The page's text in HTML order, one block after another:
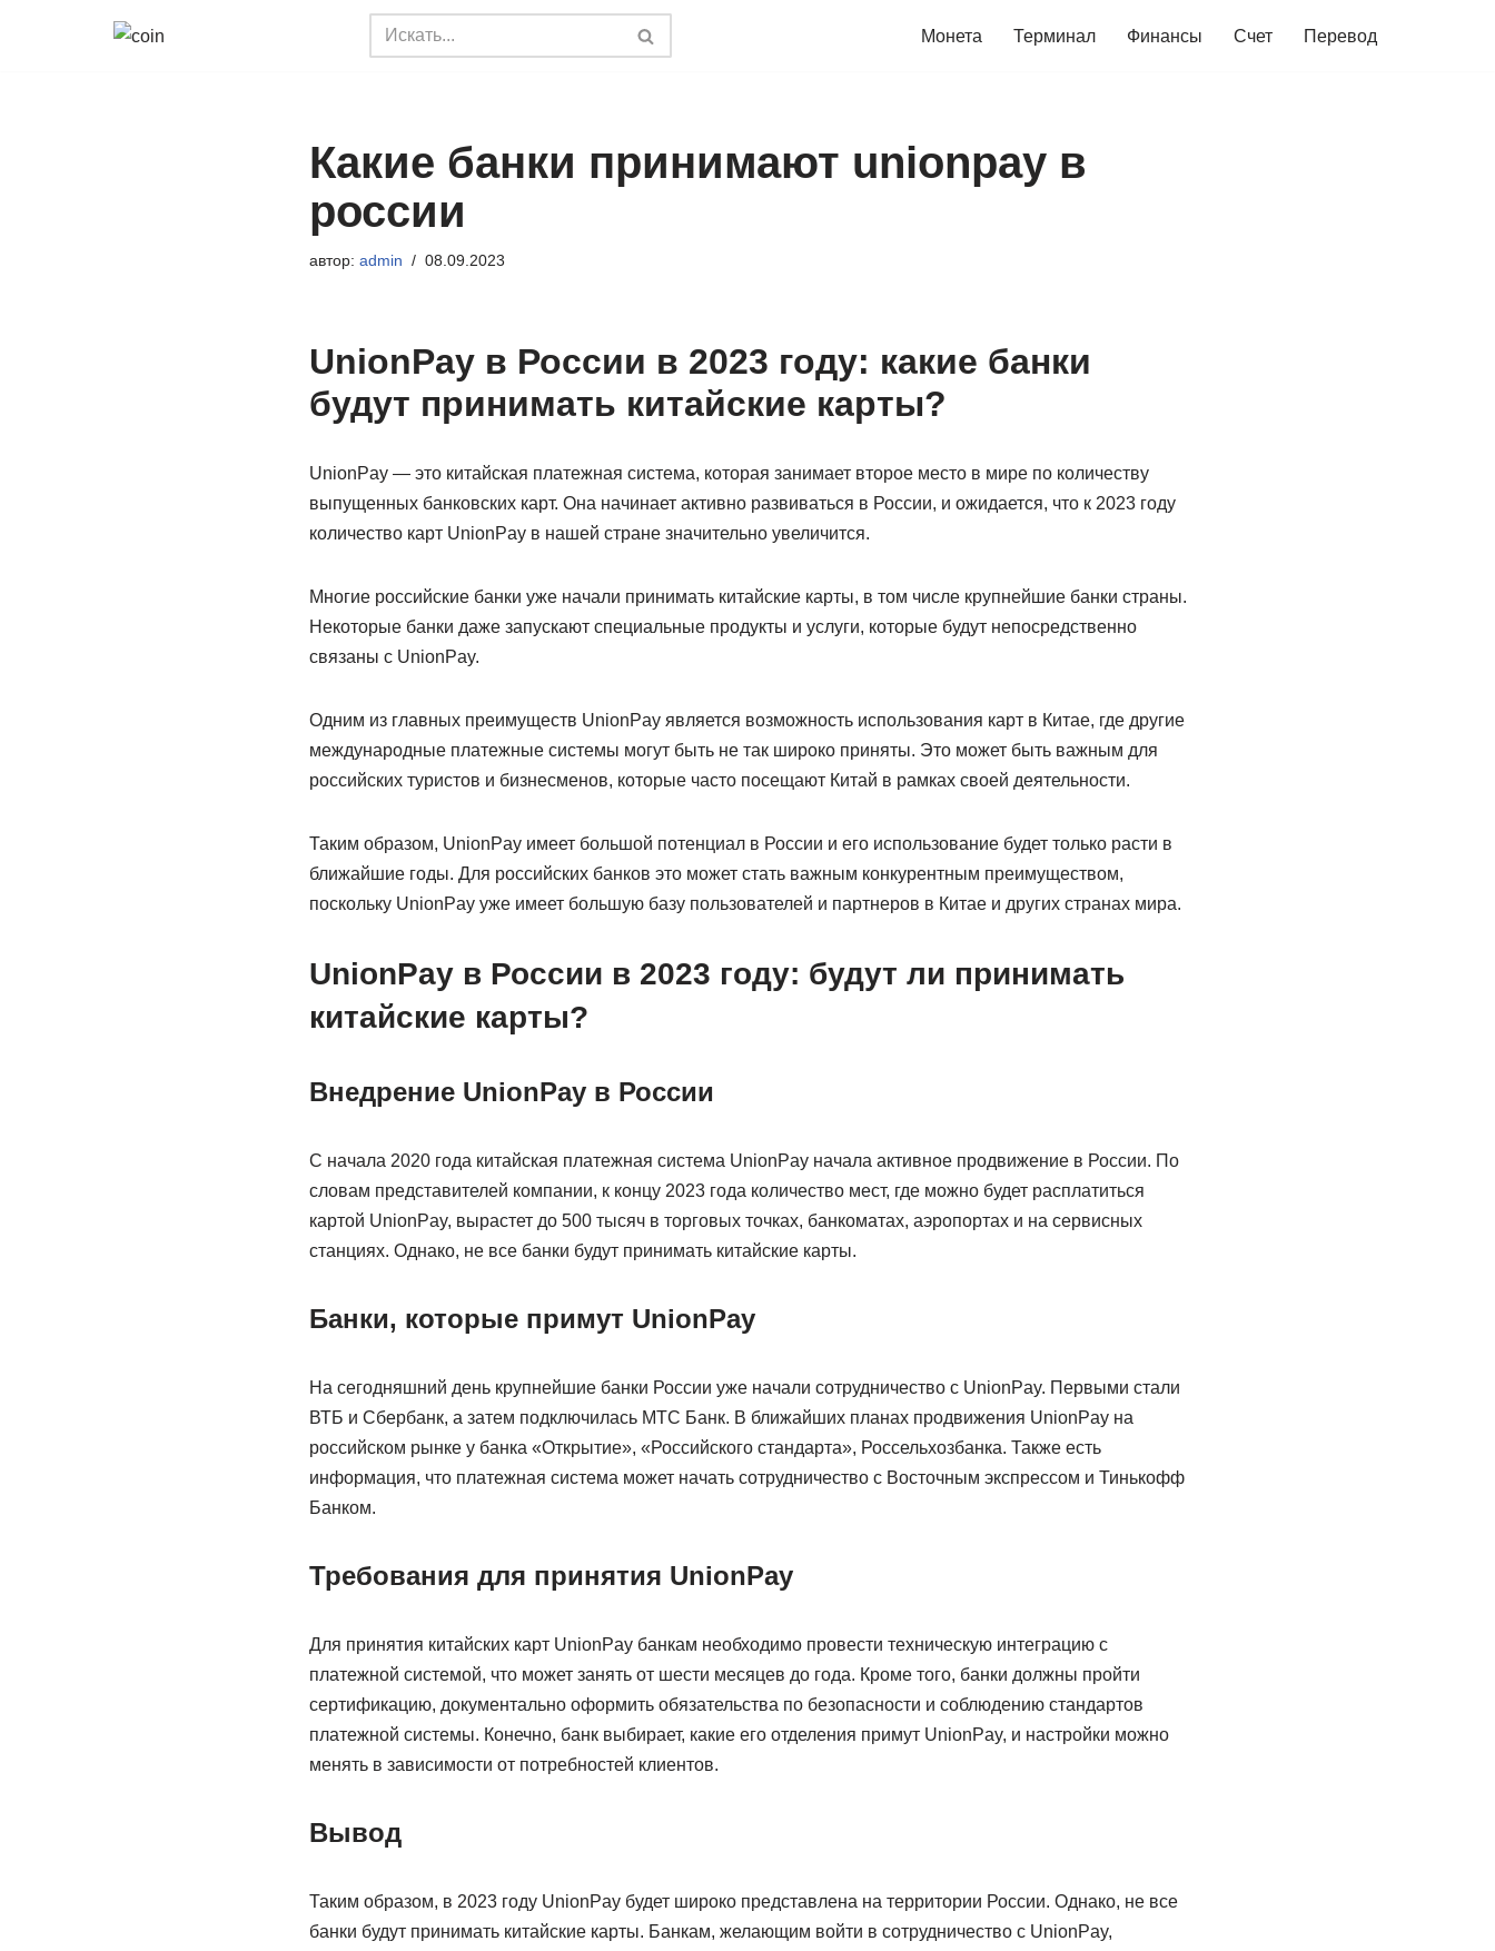
Монета Терминал Финансы Счет Перевод
Какие банки принимают unionpay в
россии
автор: admin 08.09.2023
UnionPay в России в 2023 году: какие банки
будут принимать китайские карты?
UnionPay — это китайская платежная система, которая занимает второе место в мире по количеству
выпущенных банковских карт. Она начинает активно развиваться в России, и ожидается, что к 2023 году
количество карт UnionPay в нашей стране значительно увеличится.
Многие российские банки уже начали принимать китайские карты, в том числе крупнейшие банки страны.
Некоторые банки даже запускают специальные продукты и услуги, которые будут непосредственно
связаны с UnionPay.
Одним из главных преимуществ UnionPay является возможность использования карт в Китае, где другие
международные платежные системы могут быть не так широко приняты. Это может быть важным для
российских туристов и бизнесменов, которые часто посещают Китай в рамках своей деятельности.
Таким образом, UnionPay имеет большой потенциал в России и его использование будет только расти в
ближайшие годы. Для российских банков это может стать важным конкурентным преимуществом,
поскольку UnionPay уже имеет большую базу пользователей и партнеров в Китае и других странах мира.
UnionPay в России в 2023 году: будут ли принимать
китайские карты?
Внедрение UnionPay в России
С начала 2020 года китайская платежная система UnionPay начала активное продвижение в России. По
словам представителей компании, к концу 2023 года количество мест, где можно будет расплатиться
картой UnionPay, вырастет до 500 тысяч в торговых точках, банкоматах, аэропортах и на сервисных
станциях. Однако, не все банки будут принимать китайские карты.
Банки, которые примут UnionPay
На сегодняшний день крупнейшие банки России уже начали сотрудничество с UnionPay. Первыми стали
ВТБ и Сбербанк, а затем подключилась МТС Банк. В ближайших планах продвижения UnionPay на
российском рынке у банка «Открытие», «Российского стандарта», Россельхозбанка. Также есть
информация, что платежная система может начать сотрудничество с Восточным экспрессом и Тинькофф
Банком.
Требования для принятия UnionPay
Для принятия китайских карт UnionPay банкам необходимо провести техническую интеграцию с
платежной системой, что может занять от шести месяцев до года. Кроме того, банки должны пройти
сертификацию, документально оформить обязательства по безопасности и соблюдению стандартов
платежной системы. Конечно, банк выбирает, какие его отделения примут UnionPay, и настройки можно
менять в зависимости от потребностей клиентов.
Вывод
Таким образом, в 2023 году UnionPay будет широко представлена на территории России. Однако, не все
банки будут принимать китайские карты. Банкам, желающим войти в сотрудничество с UnionPay,